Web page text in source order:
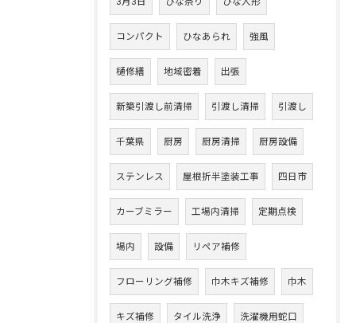
コンパクト ひなあられ 強風
樋修繕 地域密着 出張
新築引渡し前清掃 引渡し清掃 引渡し
千葉県 厨房 厨房清掃 厨房設備
ステンレス 屋根折半塗装工事 四日市
カーブミラー 工場内清掃 定期点検
場内 設備 リペア補修
フローリング補修 巾木キズ補修 巾木
キズ補修 タイル洗浄 洗濯機用蛇口